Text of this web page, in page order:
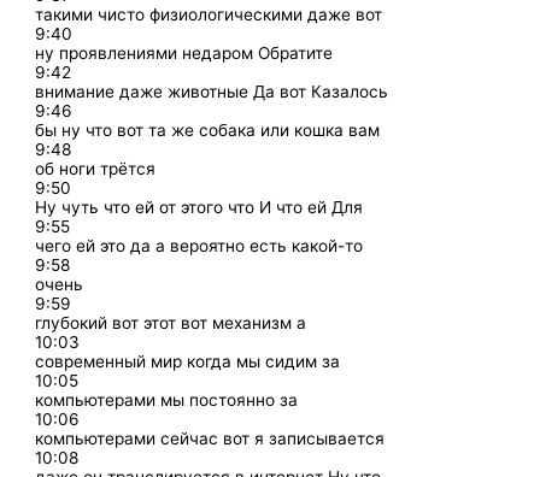
такими чисто физиологическими даже вот
9:40
ну проявлениями недаром Обратите
9:42
внимание даже животные Да вот Казалось
9:46
бы ну что вот та же собака или кошка вам
9:48
об ноги трётся
9:50
Ну чуть что ей от этого что И что ей Для
9:55
чего ей это да а вероятно есть какой-то
9:58
очень
9:59
глубокий вот этот вот механизм а
10:03
современный мир когда мы сидим за
10:05
компьютерами мы постоянно за
10:06
компьютерами сейчас вот я записывается
10:08